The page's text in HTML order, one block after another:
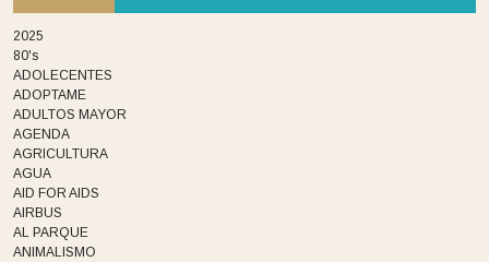
2025
80's
ADOLECENTES
ADOPTAME
ADULTOS MAYOR
AGENDA
AGRICULTURA
AGUA
AID FOR AIDS
AIRBUS
AL PARQUE
ANIMALISMO